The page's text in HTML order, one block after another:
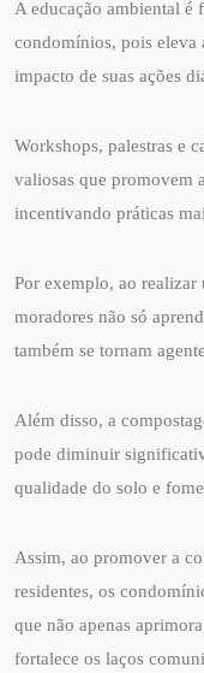
A educação ambiental é
condomínios, pois eleva
impacto de suas ações
Workshops, palestras e
valiosas que promovem
incentivando práticas
Por exemplo, ao realizar
moradores não só
também se tornam
Além disso, a
pode diminuir
qualidade do solo e
Assim, ao promover a
residentes, os
que não apenas
fortalece os laços